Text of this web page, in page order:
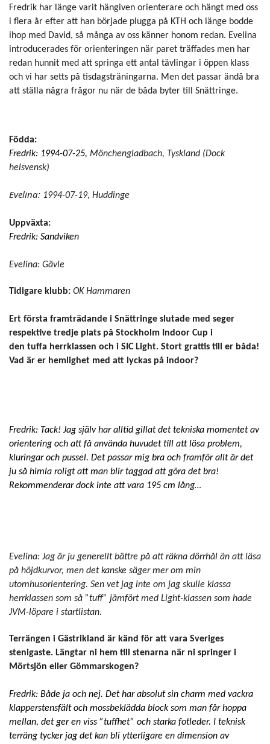
Fredrik har länge varit hängiven orienterare och hängt med oss
i flera år efter att han började plugga på KTH och länge bodde
ihop med David, så många av oss känner honom redan. Evelina
introducerades för orienteringen när paret träffades men har
redan hunnit med att springa ett antal tävlingar i öppen klass
och vi har setts på tisdagsträningarna. Men det passar ändå bra
att ställa några frågor nu när de båda byter till Snättringe.
Födda:
Fredrik: 1994-07-25, Mönchengladbach, Tyskland (Dock
helsvensk)
Evelina: 1994-07-19, Huddinge
Uppväxta:
Fredrik: Sandviken
Evelina: Gävle
Tidigare klubb: OK Hammaren
Ert första framträdande i Snättringe slutade med seger
respektive tredje plats på Stockholm Indoor Cup i
den tuffa herrklassen och i SIC Light. Stort grattis till er båda!
Vad är er hemlighet med att lyckas på indoor?
Fredrik: Tack! Jag själv har alltid gillat det tekniska momentet av
orientering och att få använda huvudet till att lösa problem,
kluringar och pussel. Det passar mig bra och framför allt är det
ju så himla roligt att man blir taggad att göra det bra!
Rekommenderar dock inte att vara 195 cm lång…
Evelina: Jag är ju generellt bättre på att räkna dörrhål än att läsa
på höjdkurvor, men det kanske säger mer om min
utomhusorientering. Sen vet jag inte om jag skulle klassa
herrklassen som så ”tuff” jämfört med Light-klassen som hade
JVM-löpare i startlistan.
Terrängen i Gästrikland är känd för att vara Sveriges
stenigaste. Längtar ni hem till stenarna när ni springer i
Mörtsjön eller Gömmarskogen?
Fredrik: Både ja och nej. Det har absolut sin charm med vackra
klapperstensfält och mossbeklädda block som man får hoppa
mellan, det ger en viss ”tuffhet” och starka fotleder. I teknisk
terräng tycker jag det kan bli ytterligare en dimension av